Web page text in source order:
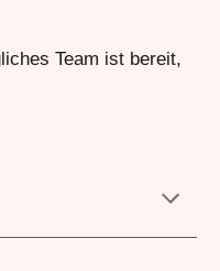
Team ist bereit,